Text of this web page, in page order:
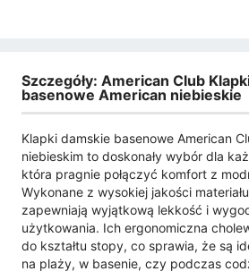
Szczegóły: American Club
basenowe American niebieskie
Klapki damskie basenowe American
niebieskim to doskonały wybór dla
która pragnie połączyć komfort z
Wykonane z wysokiej jakości
zapewniają wyjątkową lekkość i
użytkowania. Ich ergonomiczna
do kształtu stopy, co sprawia, że są
na plaży, w basenie, czy podczas